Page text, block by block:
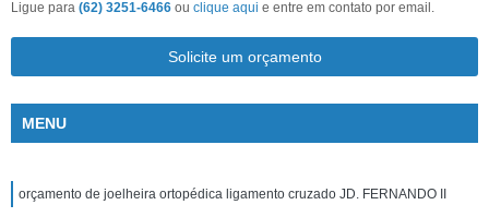
Ligue para (62) 3251-6466 ou clique aqui e entre em contato por email.
Solicite um orçamento
MENU
orçamento de joelheira ortopédica ligamento cruzado JD. FERNANDO II